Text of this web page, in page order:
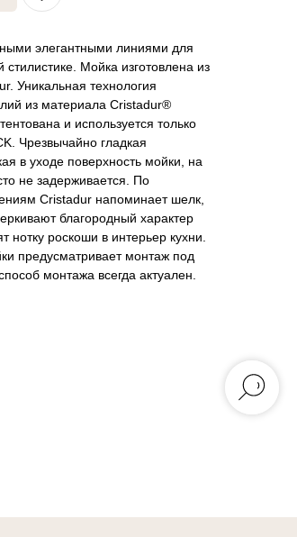
элегантными линиями для
Мойка изготовлена из
Уникальная технология
из материала Cristadur®
и используется только
Чрезвычайно гладкая
в уходе поверхность мойки, на
не задерживается. По
Cristadur напоминает шелк,
благородный характер
нотку роскоши в интерьер кухни.
предусматривает монтаж под
монтажа всегда актуален.